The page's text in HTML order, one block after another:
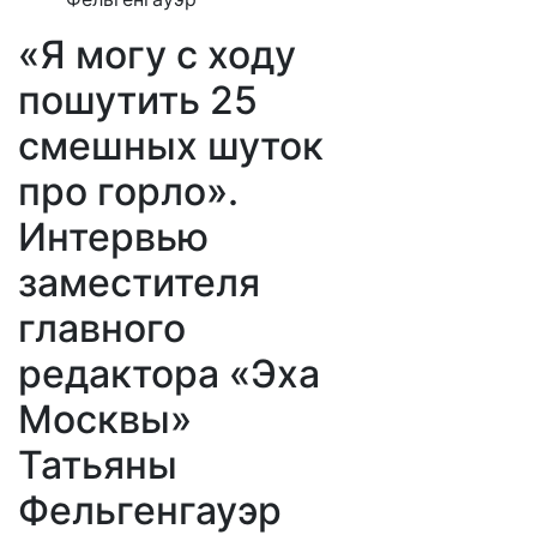
«Я могу с ходу
пошутить 25
смешных шуток
про горло».
Интервью
заместителя
главного
редактора «Эха
Москвы»
Татьяны
Фельгенгауэр